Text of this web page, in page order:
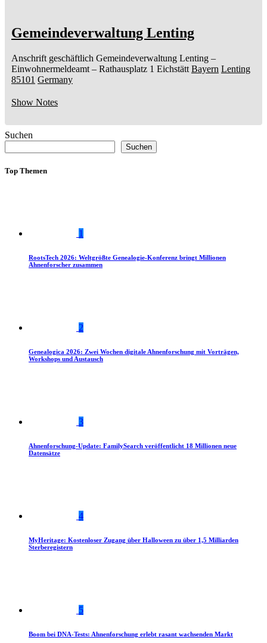
Gemeindeverwaltung Lenting
Anschrift geschäftlich Gemeindeverwaltung Lenting –
Einwohnermeldeamt – Rathausplatz 1 Eichstätt Bayern Lenting
85101 Germany
Show Notes
Suchen
Suchen
Top Themen
1
RootsTech 2026: Weltgrößte Genealogie-Konferenz bringt Millionen
Ahnenforscher zusammen
2
Genealogica 2026: Zwei Wochen digitale Ahnenforschung mit Vorträgen,
Workshops und Austausch
3
Ahnenforschung-Update: FamilySearch veröffentlicht 18 Millionen neue
Datensätze
4
MyHeritage: Kostenloser Zugang über Halloween zu über 1,5 Milliarden
Sterberegistern
5
Boom bei DNA-Tests: Ahnenforschung erlebt rasant wachsenden Markt